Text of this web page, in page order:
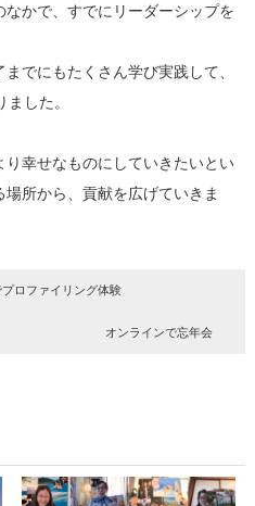
かで、すでにリーダーシップを
でにもたくさん学び実践して、
した。
幸せなものにしていきたいとい
所から、貢献を広げていきま
ロファイリング体験
オンラインで忘年会